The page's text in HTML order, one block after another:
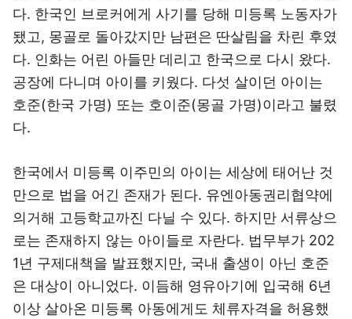
다. 한국인 브로커에게 사기를 당해 미등록 노동자가
됐고, 몽골로 돌아갔지만 남편은 딴살림을 차린 후였
다. 인화는 어린 아들만 데리고 한국으로 다시 왔다.
공장에 다니며 아이를 키웠다. 다섯 살이던 아이는
호준(한국 가명) 또는 호이준(몽골 가명)이라고 불렸
다.
한국에서 미등록 이주민의 아이는 세상에 태어난 것
만으로 법을 어긴 존재가 된다. 유엔아동권리협약에
의거해 고등학교까진 다닐 수 있다. 하지만 서류상으
로는 존재하지 않는 아이들로 자란다. 법무부가 202
1년 구제대책을 발표했지만, 국내 출생이 아닌 호준
은 대상이 아니었다. 이듬해 영유아기에 입국해 6년
이상 살아온 미등록 아동에게도 체류자격을 허용했